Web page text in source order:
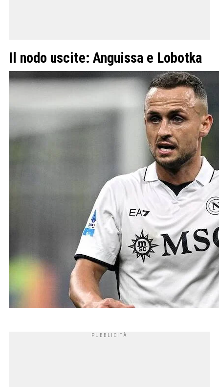
Il nodo uscite: Anguissa e Lobotka